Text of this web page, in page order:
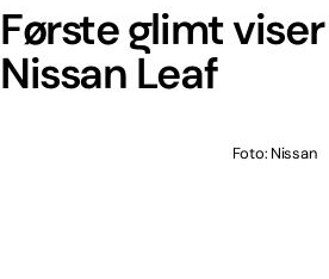
Første glimt
Nissan Leaf
Foto: Nissan